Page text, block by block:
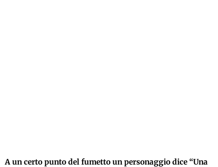
A un certo punto del fumetto un personaggio dice “Una